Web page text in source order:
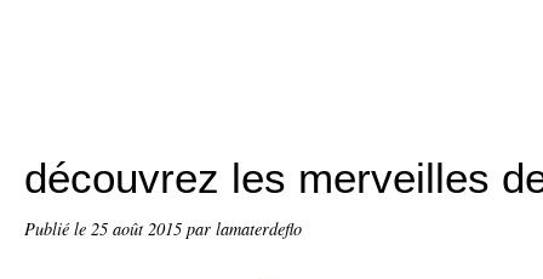
découvrez les merveilles
Publié le 25 août 2015 par lamaterdeflo